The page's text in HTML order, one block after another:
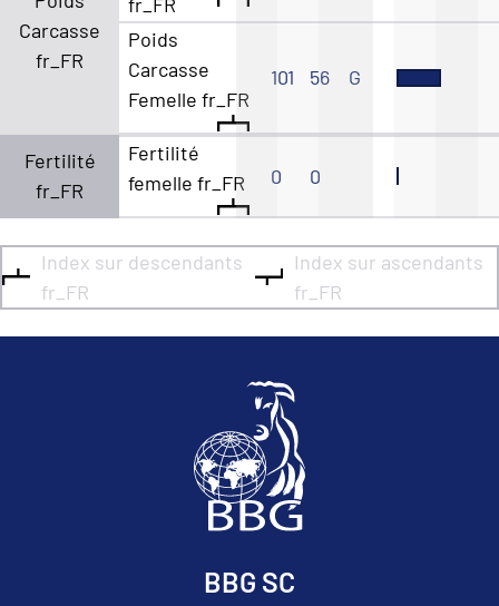
Carcasse
fr_FR
Poids
Carcasse
Femelle fr_FR
101 56 G
Fertilité
fr_FR
Fertilité
femelle fr_FR
0 0
Index sur descendants
fr_FR
Index sur ascendants
fr_FR
BBG SC